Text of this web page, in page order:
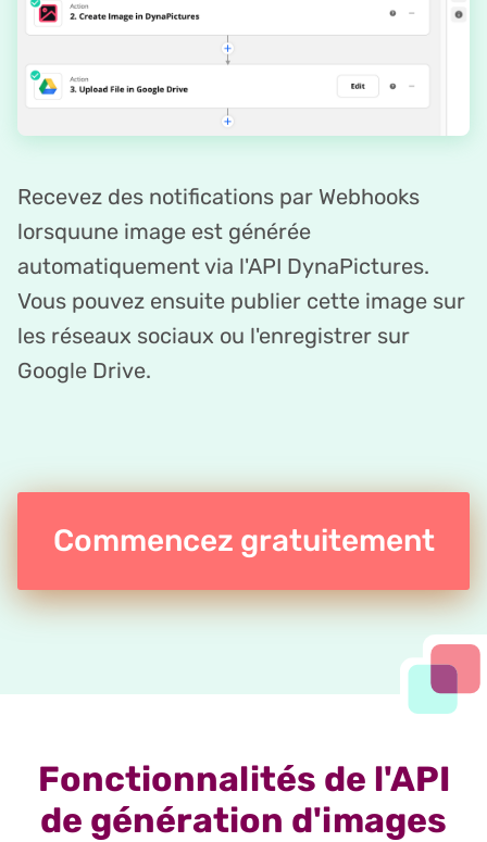
Recevez des notifications par Webhooks
lorsquune image est générée
automatiquement via l'API DynaPictures.
Vous pouvez ensuite publier cette image sur
les réseaux sociaux ou l'enregistrer sur
Google Drive.
Commencez gratuitement
Fonctionnalités de l'API
de génération d'images